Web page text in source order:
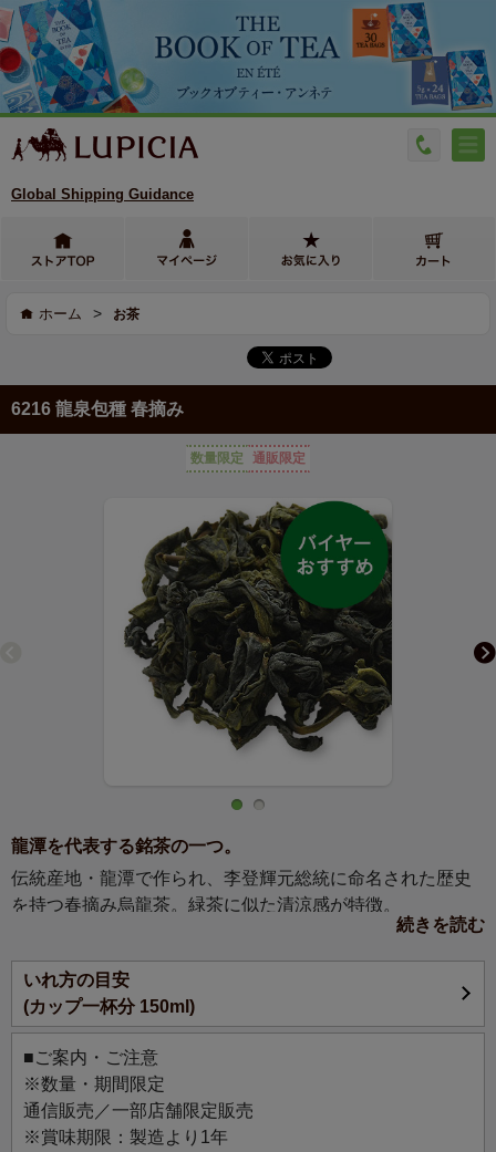
Global Shipping Guidance
ホーム > お茶
6216 龍泉包種 春摘み
数量限定 通販限定
龍潭を代表する銘茶の一つ。
伝統産地・龍潭で作られ、李登輝元総統に命名された歴史
を持つ春摘み烏龍茶。緑茶に似た清涼感が特徴。
【お茶の説明】
伝統産地の龍潭（ロンタン）で作られた、李登輝元総統に
命名された歴史を持つ台湾烏龍茶です。ほんのりとした甘
みがあり、烏龍茶でありながら緑茶にも似た清涼感が楽し
めます。
ルピシアでは初登場となる、龍潭を代表する銘茶の一つ
で、バイヤーおすすめの逸品です。
続きを読む
いれ方の目安
(カップ一杯分 150ml)
■ご案内・ご注意
※数量・期間限定
通信販売／一部店舗限定販売
※賞味期限：製造より1年